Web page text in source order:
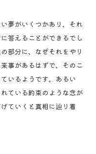
夢がいくつかあり、それ
答えることができるでし
部分に、なぜそれをやり
事があるはずで、そのこ
いるようです。あるい
ている約束のような念が
ていくと真相に辿り着